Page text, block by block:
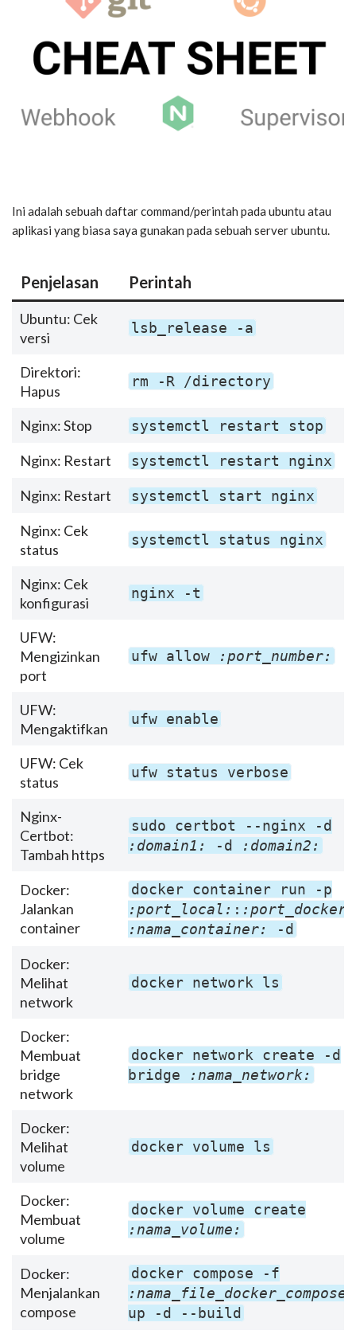
Ini adalah sebuah daftar command/perintah pada ubuntu atau
aplikasi yang biasa saya gunakan pada sebuah server ubuntu.
Penjelasan Perintah
Ubuntu: Cek
versi
lsb_release -a
Direktori:
Hapus
rm -R /directory
Nginx: Stop systemctl restart stop
Nginx: Restart systemctl restart nginx
Nginx: Restart systemctl start nginx
Nginx: Cek
status
systemctl status nginx
Nginx: Cek
konfigurasi
nginx -t
UFW:
Mengizinkan
port
ufw allow :port_number:
UFW:
Mengaktifkan
ufw enable
UFW: Cek
status
ufw status verbose
Nginx-
Certbot:
Tambah https
sudo certbot --nginx -d
:domain1:
-d :domain2:
Docker:
Jalankan
container
docker container run -p
:port_local: : :port_docker:
:nama_container:
-d
Docker:
Melihat
network
docker network ls
Docker:
Membuat
bridge
network
docker network create -d
bridge
:nama_network:
Docker:
Melihat
volume
docker volume ls
Docker:
Membuat
volume
docker volume create
:nama_volume:
Docker:
Menjalankan
compose
docker compose -f
:nama_file_docker_compose:
up -d --build